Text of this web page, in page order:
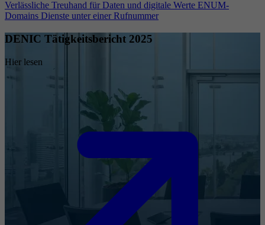
Verlässliche Treuhand für Daten und digitale Werte ENUM-
Domains Dienste unter einer Rufnummer
DENIC Tätigkeitsbericht 2025
Hier lesen